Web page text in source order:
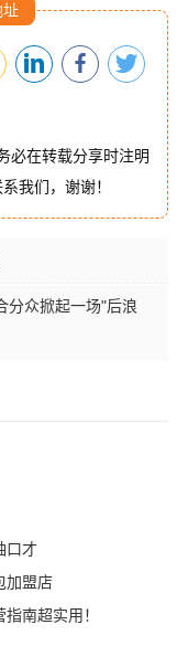
址
必在转载分享时注明
我们，谢谢！
分众掀起一场"后浪
口才
加盟店
南超实用！